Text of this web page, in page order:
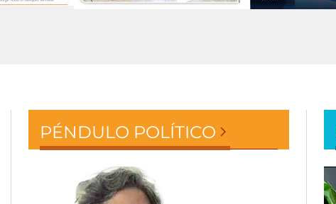
PÉNDULO POLÍTICO